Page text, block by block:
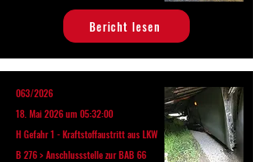
Bericht lesen
063/2026
18. Mai 2026 um 05:32:00
H Gefahr 1 - Kraftstoffaustritt aus LKW
B 276 > Anschlussstelle zur BAB 66